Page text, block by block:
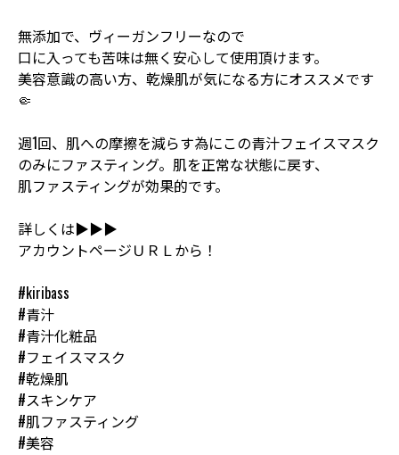
無添加で、ヴィーガンフリーなので
口に入っても苦味は無く安心して使用頂けます。
美容意識の高い方、乾燥肌が気になる方にオススメです
🤏
週1回、肌への摩擦を減らす為にこの青汁フェイスマスク
のみにファスティング。肌を正常な状態に戻す、
肌ファスティングが効果的です。
詳しくは▶︎▶︎▶︎
アカウントページＵＲＬから！
#kiribass
#青汁
#青汁化粧品
#フェイスマスク
#乾燥肌
#スキンケア
#肌ファスティング
#美容